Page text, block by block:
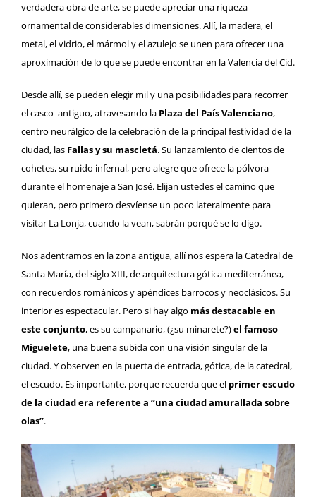
verdadera obra de arte, se puede apreciar una riqueza
ornamental de considerables dimensiones. Allí, la madera, el
metal, el vidrio, el mármol y el azulejo se unen para ofrecer una
aproximación de lo que se puede encontrar en la Valencia del Cid.
Desde allí, se pueden elegir mil y una posibilidades para recorrer
el casco antiguo, atravesando la Plaza del País Valenciano,
centro neurálgico de la celebración de la principal festividad de la
ciudad, las Fallas y su mascletá. Su lanzamiento de cientos de
cohetes, su ruido infernal, pero alegre que ofrece la pólvora
durante el homenaje a San José. Elijan ustedes el camino que
quieran, pero primero desvíense un poco lateralmente para
visitar La Lonja, cuando la vean, sabrán porqué se lo digo.
Nos adentramos en la zona antigua, allí nos espera laCatedral de
Santa María, del siglo XIII, de arquitectura gótica mediterránea,
con recuerdos románicos y apéndices barrocos y neoclásicos. Su
interior es espectacular. Pero si hay algo más destacable en
este conjunto, es su campanario, (¿su minarete?)el famoso
Miguelete, una buena subida con una visión singular de la
ciudad. Y observen en la puerta de entrada, gótica, de la catedral,
el escudo. Es importante, porque recuerda que el primer escudo
de la ciudad era referente a “una ciudad amurallada sobre
olas”.